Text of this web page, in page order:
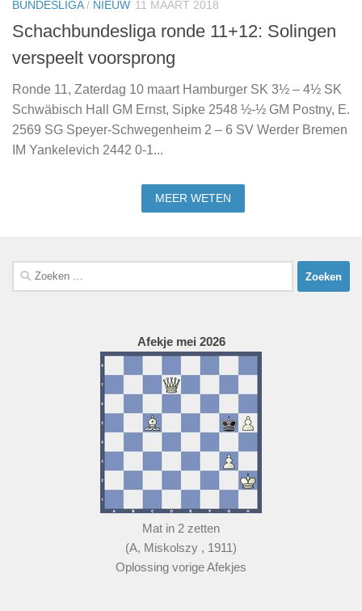
BUNDESLIGA/ NIEUW 11 MAART 2018
Schachbundesliga ronde 11+12: Solingen
verspeelt voorsprong
Ronde 11, Zaterdag 10 maart Hamburger SK 3½ – 4½ SK
Schwäbisch Hall GM Ernst, Sipke 2548 ½-½ GM Postny, E.
2569 SG Speyer-Schwegenheim 2 – 6 SV Werder Bremen
IM Yankelevich 2442 0-1...
MEER WETEN
Zoeken
naar:
Afekje mei 2026
Mat in 2 zetten
(A, Miskolszy , 1911)
Oplossing vorige Afekjes